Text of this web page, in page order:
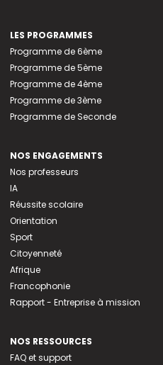
LES PROGRAMMES
Programme de 6ème
Programme de 5ème
Programme de 4ème
Programme de 3ème
Programme de Seconde
NOS ENGAGEMENTS
Nos professeurs
IA
Réussite scolaire
Orientation
Sport
Citoyenneté
Afrique
Francophonie
Rapport - Entreprise à mission
NOS RESSOURCES
FAQ et support